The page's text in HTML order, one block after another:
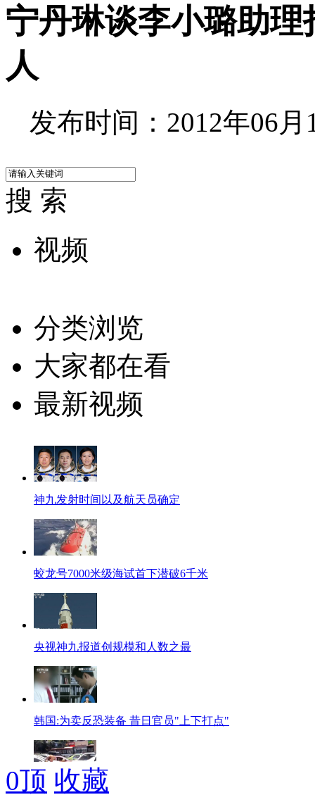
宁丹琳谈李小璐助
人
发布时间：2012年06月
搜 索
视频
分类浏览
大家都在看
最新视频
神九发射时间以及航天员确定
蛟龙号7000米级海试首下潜破6千米
央视神九报道创规模和人数之最
韩国:为卖反恐装备 昔日官员"上下打点"
实拍:"120"闹市被堵 老外疏导交通
0顶 收藏